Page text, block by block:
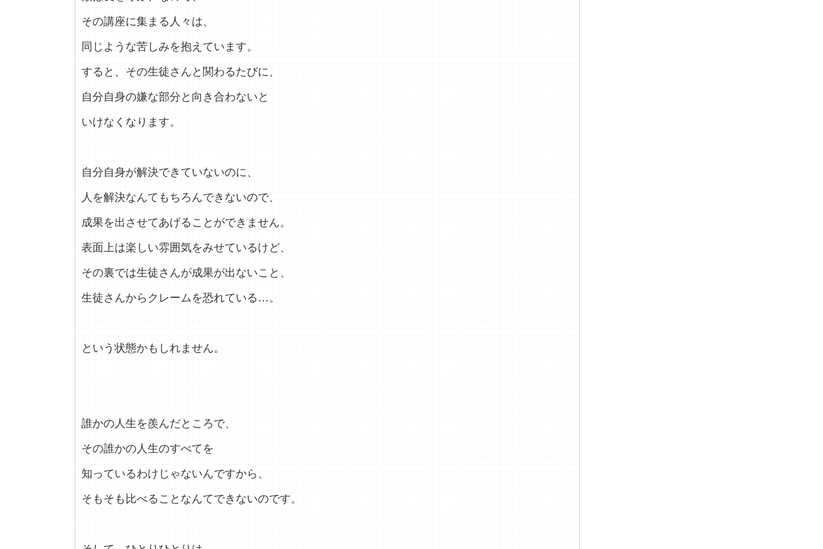
その講座に集まる人々は、
同じような苦しみを抱えています。
すると、その生徒さんと関わるたびに、
自分自身の嫌な部分と向き合わないと
いけなくなります。
自分自身が解決できていないのに、
人を解決なんてもちろんできないので、
成果を出させてあげることができません。
表面上は楽しい雰囲気をみせているけど、
その裏では生徒さんが成果が出ないこと、
生徒さんからクレームを恐れている…。
という状態かもしれません。
誰かの人生を羨んだところで、
その誰かの人生のすべてを
知っているわけじゃないんですから、
そもそも比べることなんてできないのです。